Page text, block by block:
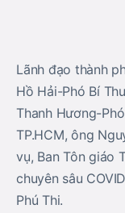
Lãnh đạo thành
Hồ Hải-Phó Bí
Thanh Hương-
TP.HCM, ông
vụ, Ban Tôn giáo
chuyên sâu
Phú Thi.